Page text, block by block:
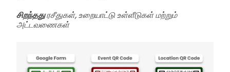
சிறந்ததுரசீதுகள், உறையாட்டு உள்ளீடுகள் மற்றும்
அட்டவணைகள்